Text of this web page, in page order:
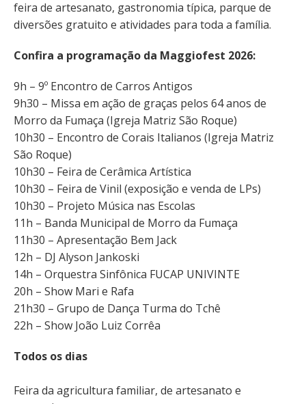
feira de artesanato, gastronomia típica, parque de
diversões gratuito e atividades para toda a família.
Confira a programação da Maggiofest 2026:
9h – 9º Encontro de Carros Antigos
9h30 – Missa em ação de graças pelos 64 anos de
Morro da Fumaça (Igreja Matriz São Roque)
10h30 – Encontro de Corais Italianos (Igreja Matriz
São Roque)
10h30 – Feira de Cerâmica Artística
10h30 – Feira de Vinil (exposição e venda de LPs)
10h30 – Projeto Música nas Escolas
11h – Banda Municipal de Morro da Fumaça
11h30 – Apresentação Bem Jack
12h – DJ Alyson Jankoski
14h – Orquestra Sinfônica FUCAP UNIVINTE
20h – Show Mari e Rafa
21h30 – Grupo de Dança Turma do Tchê
22h – Show João Luiz Corrêa
Todos os dias
Feira da agricultura familiar, de artesanato e